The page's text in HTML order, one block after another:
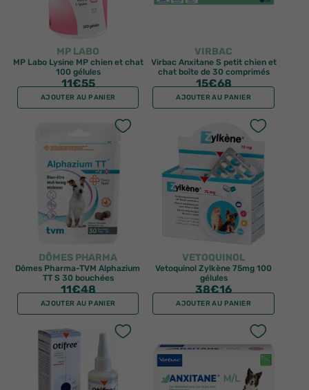
MP LABO
MP Labo Lysine MP chien et chat
100 gélules
11€55
AJOUTER AU PANIER
VIRBAC
Virbac Anxitane S petit chien et
chat boîte de 30 comprimés
15€68
AJOUTER AU PANIER
DÔMES PHARMA
Dômes Pharma-TVM Alphazium
TT S 30 bouchées
11€48
AJOUTER AU PANIER
VETOQUINOL
Vetoquinol Zylkène 75mg 100
gélules
38€16
AJOUTER AU PANIER